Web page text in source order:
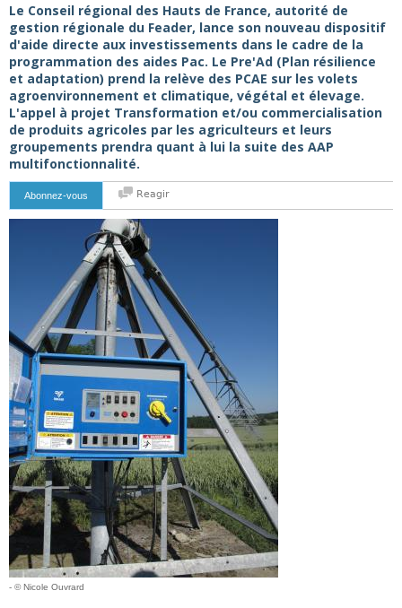
Le Conseil régional des Hauts de France, autorité de
gestion régionale du Feader, lance son nouveau dispositif
d'aide directe aux investissements dans le cadre de la
programmation des aides Pac. Le Pre'Ad (Plan résilience
et adaptation) prend la relève des PCAE sur les volets
agroenvironnement et climatique, végétal et élevage.
L'appel à projet Transformation et/ou commercialisation
de produits agricoles par les agriculteurs et leurs
groupements prendra quant à lui la suite des AAP
multifonctionnalité.
Abonnez-vous Reagir
- © Nicole Ouvrard